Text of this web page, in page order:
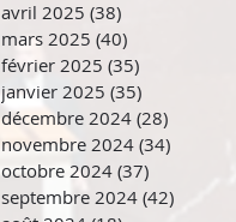
avril 2025 (38)
mars 2025 (40)
février 2025 (35)
janvier 2025 (35)
décembre 2024 (28)
novembre 2024 (34)
octobre 2024 (37)
septembre 2024 (42)